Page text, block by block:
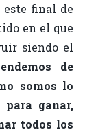
final de
en el que
siendo el
de
somos lo
para ganar,
todos los